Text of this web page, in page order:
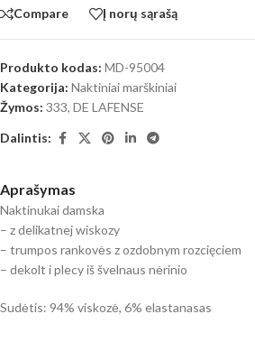
Compare Į norų sąrašą
Produkto kodas: MD-95004
Kategorija: Naktiniai marškiniai
Žymos: 333, DE LAFENSE
Dalintis:
Aprašymas
Naktinukai damska
– z delikatnej wiskozy
– trumpos rankovės z ozdobnym rozcięciem
– dekolt i plecy iš švelnaus nėrinio
Sudėtis: 94% viskozė, 6% elastanasas